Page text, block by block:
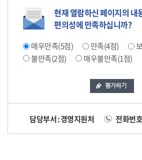
현재 열람하신 페이지의 내
편의성에 만족하십니까?
매우만족(5점) 만족(4점)
불만족(2점)
매우불만족(1점)
담당부서 : 경영지원처 전화번